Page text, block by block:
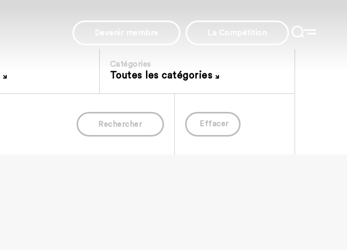
Devenir membre La Compétition
Catégories
Toutes les catégories
Rechercher Effacer